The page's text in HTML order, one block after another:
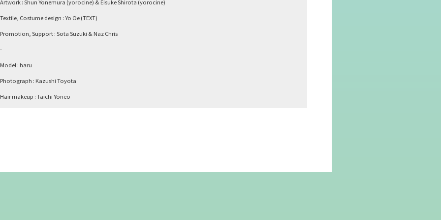
Artwork : Shun Yonemura (yorocine) & Eisuke Shirota (yorocine)
Textile, Costume design : Yo Oe (TEXT)
Promotion, Support : Sota Suzuki & Naz Chris
-
Model : haru
Photograph : Kazushi Toyota
Hair makeup : Taichi Yoneo